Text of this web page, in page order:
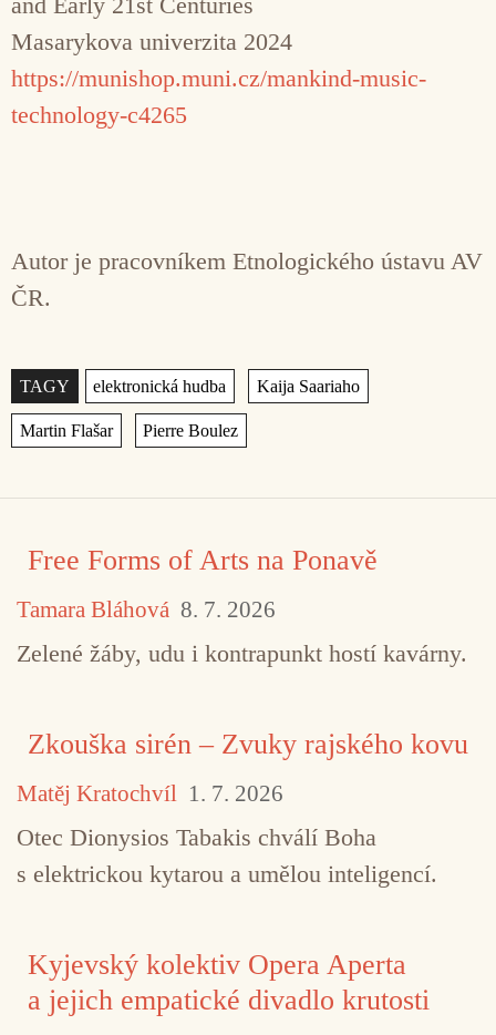
Masarykova univerzita 2024
https://munishop.muni.cz/mankind-music-
technology-c4265
Autor je pracovníkem Etnologického ústavu AV
ČR.
Štítky
Free Forms of Arts na Ponavě
Tamara Bláhová 8. 7. 2026
Zelené žáby, udu i kontrapunkt hostí kavárny.
Zkouška sirén – Zvuky rajského kovu
Matěj Kratochvíl 1. 7. 2026
Otec Dionysios Tabakis chválí Boha
s elektrickou kytarou a umělou inteligencí.
Kyjevský kolektiv Opera Aperta
a jejich empatické divadlo krutosti